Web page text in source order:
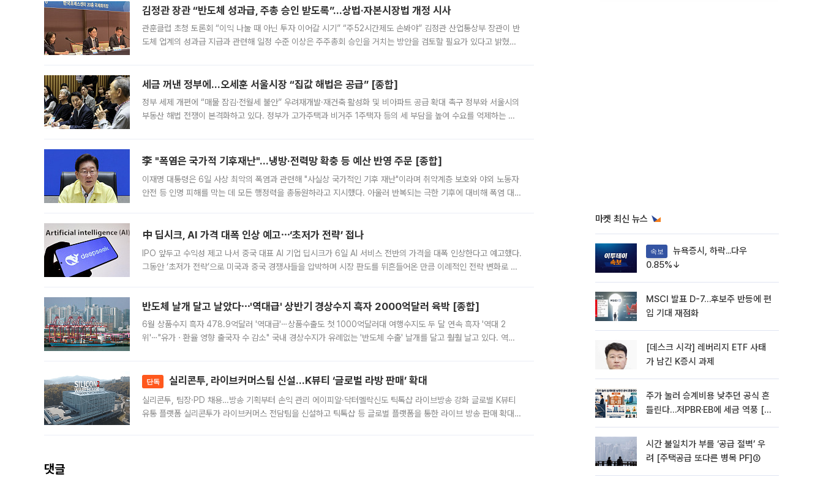
김정관 장관 “반도체 성과급, 주총 승인 받도록”…상법·자본시장법 개정 시사
관훈클럽 초청 토론회 “이익 나눌 때 아닌 투자 이어갈 시기” “주52시간제도 손봐야” 김정관 산업통상부 장관이 반
도체 업계의 성과급 지급과 관련해 일정 수준 이상은 주주총회 승인을 거치는 방안을 검토할 필요가 있다고 밝혔다.
세금 꺼낸 정부에…오세훈 서울시장 “집값 해법은 공급” [종합]
정부 세제 개편에 “매물 잠김·전월세 불안” 우려재개발·재건축 활성화 및 비아파트 공급 확대 촉구 정부와 서울시의
부동산 해법 전쟁이 본격화하고 있다. 정부가 고가주택과 비거주 1주택자 등의 세 부담을 높여 수요를 억제하는 카
李 "폭염은 국가적 기후재난"…냉방·전력망 확충 등 예산 반영 주문 [종합]
이재명 대통령은 6일 사상 최악의 폭염과 관련해 "사실상 국가적인 기후 재난"이라며 취약계층 보호와 야외 노동자
안전 등 인명 피해를 막는 데 모든 행정력을 총동원하라고 지시했다. 아울러 반복되는 극한 기후에 대비해 폭염 대응
中 딥시크, AI 가격 대폭 인상 예고⋯‘초저가 전략’ 접나
IPO 앞두고 수익성 제고 나서 중국 대표 AI 기업 딥시크가 6일 AI 서비스 전반의 가격을 대폭 인상한다고 예고했다.
그동안 ‘초저가 전략’으로 미국과 중국 경쟁사들을 압박하며 시장 판도를 뒤흔들어온 만큼 이례적인 전략 변화로 평
반도체 날개 달고 날았다⋯'역대급' 상반기 경상수지 흑자 2000억달러 육박 [종합]
6월 상품수지 흑자 478.9억달러 '역대급'⋯상품수출도 첫 1000억달러대 여행수지도 두 달 연속 흑자 '역대 2
위'⋯"유가ㆍ환율 영향 출국자 수 감소" 국내 경상수지가 유례없는 '반도체 수출' 날개를 달고 훨훨 날고 있다. 역대
단독 실리콘투, 라이브커머스팀 신설…K뷰티 ‘글로벌 라방 판매’ 확대
실리콘투, 팀장·PD 채용…방송 기획부터 손익 관리 에이피알·닥터멜락신도 틱톡샵 라이브방송 강화 글로벌 K뷰티
유통 플랫폼 실리콘투가 라이브커머스 전담팀을 신설하고 틱톡샵 등 글로벌 플랫폼을 통한 라이브 방송 판매 확대에
댓글
마켓 최신 뉴스
속보
0.85%↓
MSCI 발표 D-7…후보주 반등에 편
입 기대 재점화
[데스크 시각] 레버리지 ETF 사태
가 남긴 K증시 과제
주가 눌러 승계비용 낮추던 공식 흔
들린다…저PBR·EB에 세금 역풍 [기
시간 불일치가 부를 ‘공급 절벽’ 우
려 [주택공급 또다른 병목 PF]③